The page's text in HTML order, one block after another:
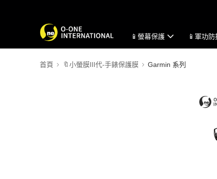
📱螢幕保護 📱軍功
首頁 🔖小螢膜III代-手錶保護膜 Garmin 系列